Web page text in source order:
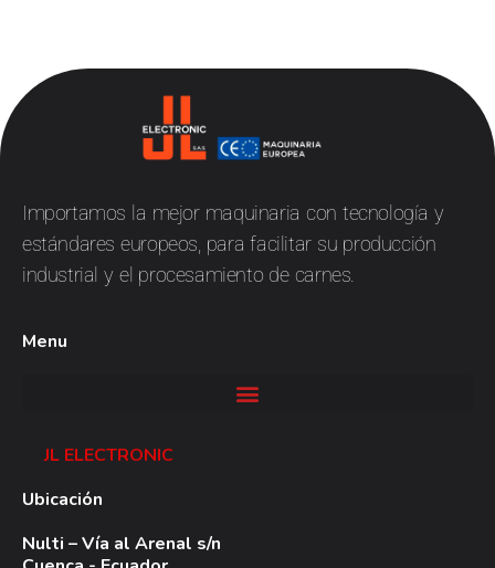
Importamos la mejor maquinaria con tecnología y
estándares europeos, para facilitar su producción
industrial y el procesamiento de carnes.
Menu
JL ELECTRONIC
Ubicación
Nulti – Vía al Arenal s/n